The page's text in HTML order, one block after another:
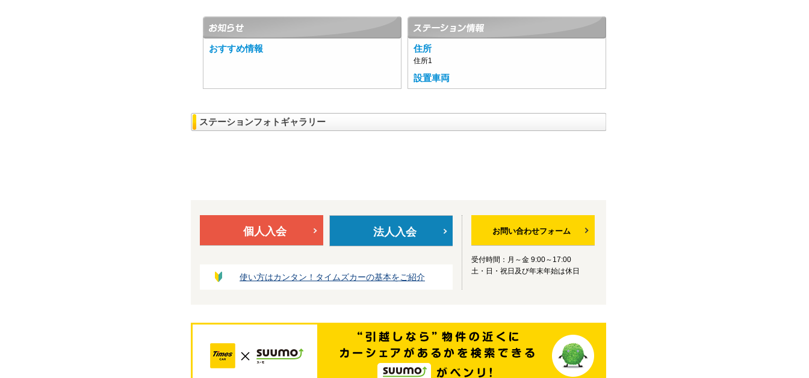
おすすめ情報 住所
住所1
設置車両
ステーションフォトギャラリー
個人入会 法人入会
使い方はカンタン！タイムズカーの基本をご紹介
お問い合わせフォーム
受付時間：月～金 9:00～17:00
土・日・祝日及び年末年始は休日